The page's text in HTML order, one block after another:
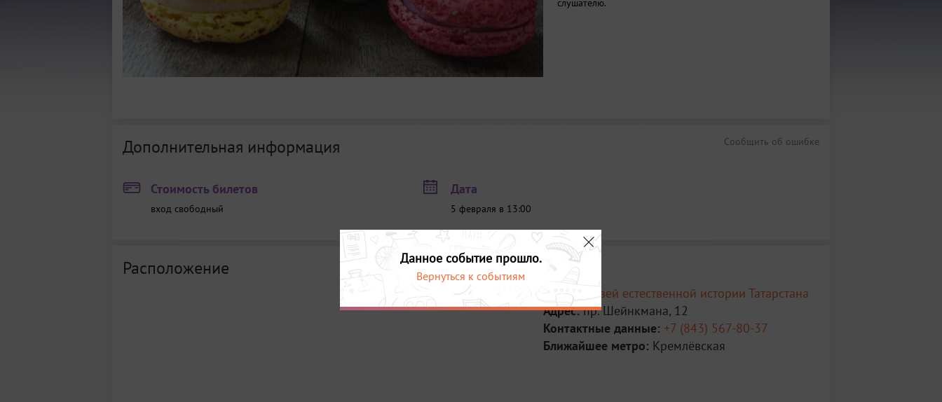
слушателю.
Сообщить об ошибке
Дополнительная информация
Стоимость билетов
вход свободный
Дата
5 февраля в 13:00
Расположение
Место:
Музей естественной истории Татарстана
Адрес:пр. Шейнкмана, 12
Контактные данные: +7 (843) 567-80-37
Ближайшее метро: Кремлёвская
Данное событие прошло.
Вернуться к событиям